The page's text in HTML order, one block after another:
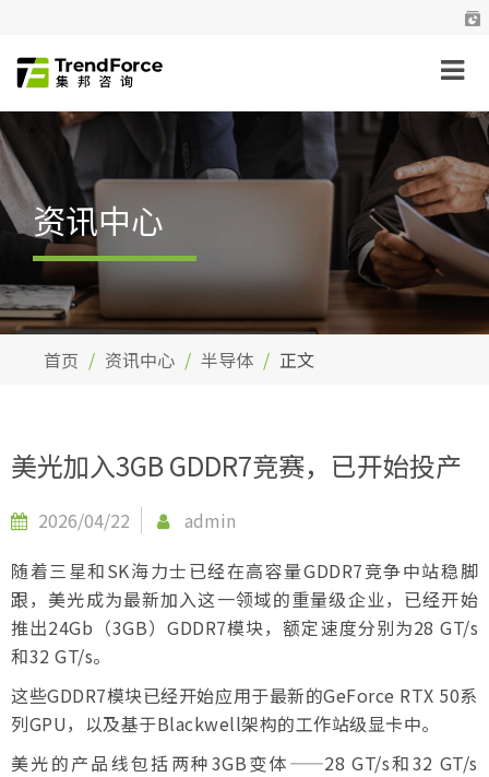
资讯中心
首页 资讯中心 半导体 正文
美光加入3GB GDDR7竞赛，已开始投产
2026/04/22
admin
随着三星和SK海力士已经在高容量GDDR7竞争中站稳脚
跟，美光成为最新加入这一领域的重量级企业，已经开始
推出24Gb（3GB）GDDR7模块，额定速度分别为28 GT/s
和32 GT/s。
这些GDDR7模块已经开始应用于最新的GeForce RTX 50系
列GPU，以及基于Blackwell架构的工作站级显卡中。
美光的产品线包括两种3GB变体——28 GT/s和32 GT/s